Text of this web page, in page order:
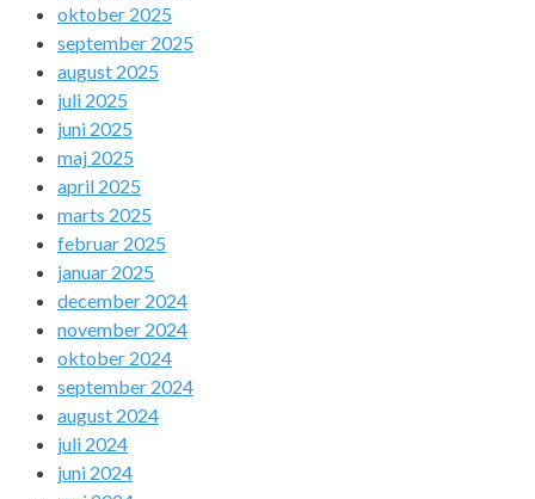
oktober 2025
september 2025
august 2025
juli 2025
juni 2025
maj 2025
april 2025
marts 2025
februar 2025
januar 2025
december 2024
november 2024
oktober 2024
september 2024
august 2024
juli 2024
juni 2024